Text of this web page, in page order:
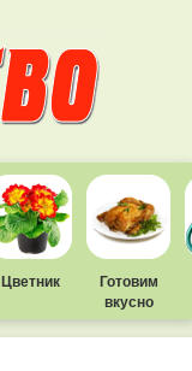
Цветник
Готовим
вкусно